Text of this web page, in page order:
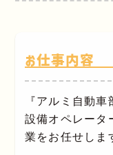
お仕事内容
『アルミ自動
設備オペレータ
業をお任せしま